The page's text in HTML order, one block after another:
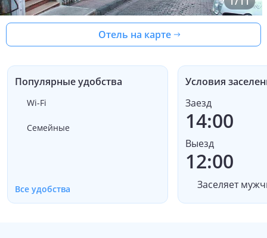
Отель на карте
Популярные удобства
Wi-Fi
Семейные
Все удобства
Условия
Заезд
14:00
Выезд
12:00
Заселяет